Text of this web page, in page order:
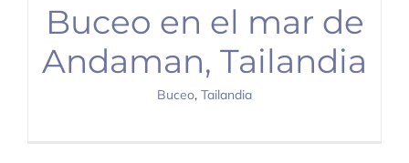
Buceo en el mar de
Andaman, Tailandia
Buceo, Tailandia